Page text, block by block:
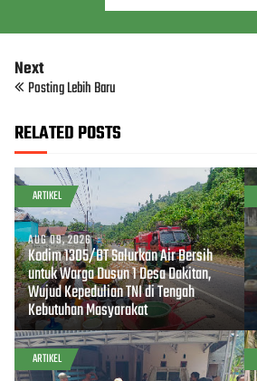
Next
Posting Lebih Baru
RELATED POSTS
ARTIKEL
AUG 09, 2026
Kodim 1305/BT Salurkan Air Bersih
untuk Warga Dusun 1 Desa Dakitan,
Wujud Kepedulian TNI di Tengah
Kebutuhan Masyarakat
ARTIKEL